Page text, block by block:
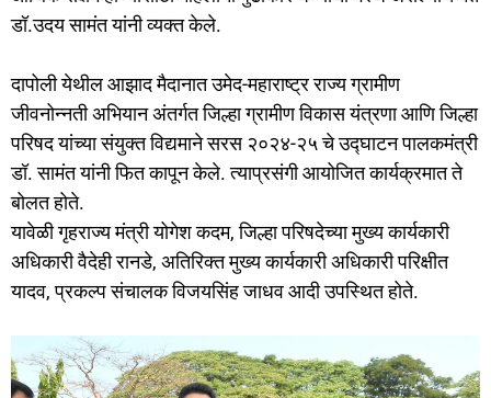
b
o
k
d
n
डॉ.उदय सामंत यांनी व्यक्त केले.
दापोली येथील आझाद मैदानात उमेद-महाराष्ट्र राज्य ग्रामीण
जीवनोन्नती अभियान अंतर्गत जिल्हा ग्रामीण विकास यंत्रणा आणि जिल्हा
परिषद यांच्या संयुक्त विद्यमाने सरस २०२४-२५ चे उद्घाटन पालकमंत्री
डॉ. सामंत यांनी फित कापून केले. त्याप्रसंगी आयोजित कार्यक्रमात ते
बोलत होते.
यावेळी गृहराज्य मंत्री योगेश कदम, जिल्हा परिषदेच्या मुख्य कार्यकारी
अधिकारी वैदेही रानडे, अतिरिक्त मुख्य कार्यकारी अधिकारी परिक्षीत
यादव, प्रकल्प संचालक विजयसिंह जाधव आदी उपस्थित होते.